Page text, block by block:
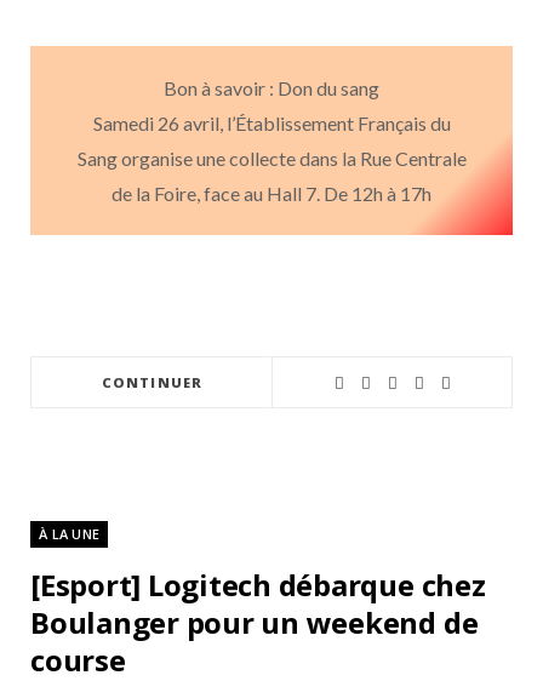
Bon à savoir : Don du sang
Samedi 26 avril, l’Établissement Français du
Sang organise une collecte dans la Rue Centrale
de la Foire, face au Hall 7. De 12h à 17h
CONTINUER
À LA UNE
[Esport] Logitech débarque chez
Boulanger pour un weekend de
course